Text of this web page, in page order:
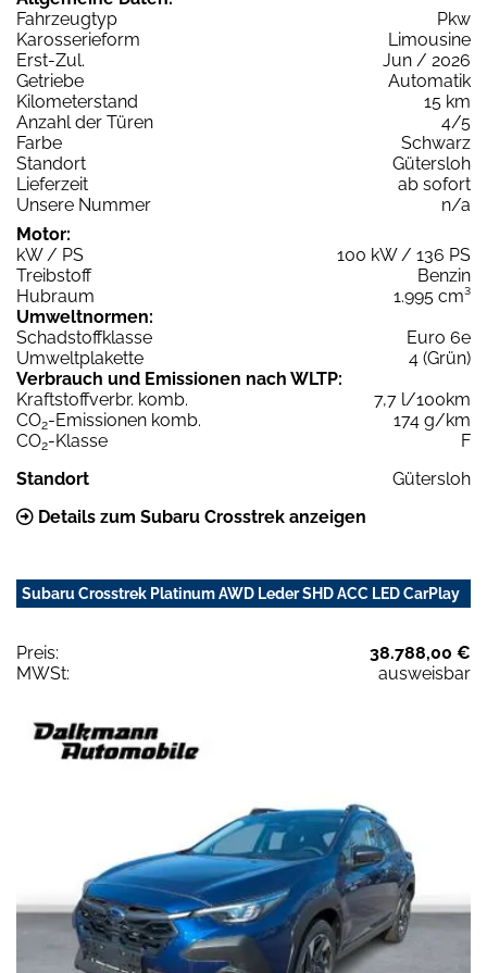
Fahrzeugtyp
Pkw
Karosserieform
Limousine
Erst-Zul.
Jun / 2026
Getriebe
Automatik
Kilometerstand
15 km
Anzahl der Türen
4/5
Farbe
Schwarz
Standort
Gütersloh
Lieferzeit
ab sofort
Unsere Nummer
n/a
Motor:
kW / PS
100 kW / 136 PS
Treibstoff
Benzin
Hubraum
1.995 cm³
Umweltnormen:
Schadstoffklasse
Euro 6e
Umweltplakette
4 (Grün)
Verbrauch und Emissionen nach WLTP:
Kraftstoffverbr. komb.
7,7 l/100km
CO2-Emissionen komb.
174 g/km
CO2-Klasse
F
Standort
Gütersloh
Details zum Subaru Crosstrek anzeigen
Subaru Crosstrek Platinum AWD Leder SHD ACC LED CarPlay
Preis:
38.788,00 €
MWSt:
ausweisbar